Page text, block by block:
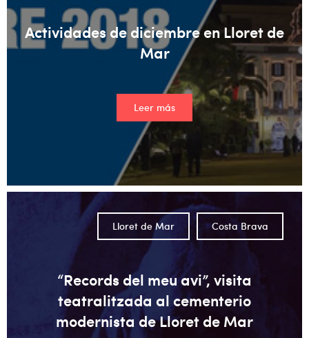
Actividades de diciembre en Lloret de
Mar
Leer más
“Records del meu avi”, visita
teatralitzada al cementerio
modernista de Lloret de Mar
Costa Brava
Lloret de Mar